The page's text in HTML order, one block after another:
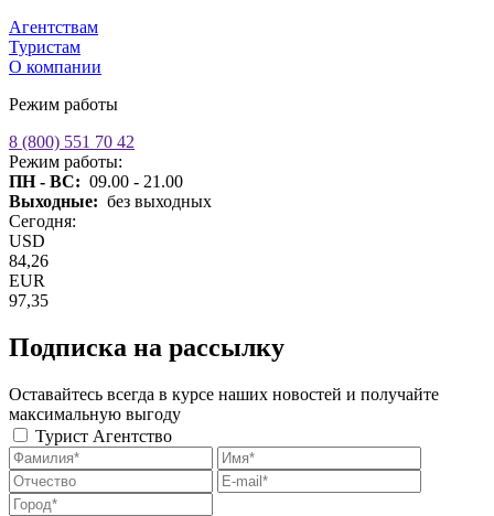
Агентствам
Туристам
О компании
Режим работы
8 (800) 551 70 42
Режим работы:
ПН - ВС: 09.00 - 21.00
Выходные: без выходных
Сегодня:
USD
84,26
EUR
97,35
Подписка на рассылку
Оставайтесь всегда в курсе наших новостей и получайте
максимальную выгоду
Турист Агентство